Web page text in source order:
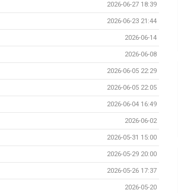
2026-06-27 18:39
2026-06-23 21:44
2026-06-14
2026-06-08
2026-06-05 22:29
2026-06-05 22:05
2026-06-04 16:49
2026-06-02
2026-05-31 15:00
2026-05-29 20:00
2026-05-26 17:37
2026-05-20